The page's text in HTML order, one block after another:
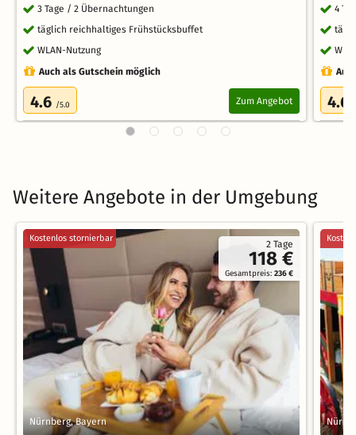
3 Tage / 2 Übernachtungen
täglich reichhaltiges Frühstücksbuffet
WLAN-Nutzung
Auch als Gutschein möglich
4.6 /5.0 Zum Angebot
4
4.6
Weitere Angebote in der Umgebung
2 Tage
118 €
Gesamtpreis:236 €
Kostenlos stornierbar
Nürnberg, Bayern